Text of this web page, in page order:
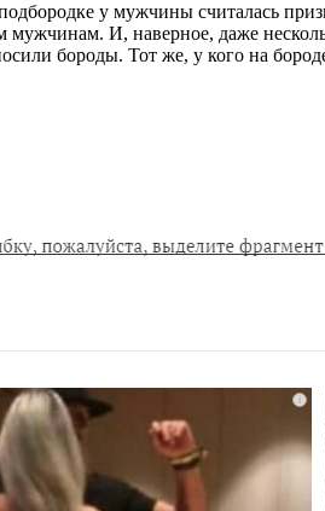
у мужчины считалась
И, наверное, даже
бороды. Тот же, у кого на
i